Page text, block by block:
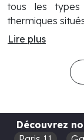
tous les
thermiques
Lire plus
Découvrez